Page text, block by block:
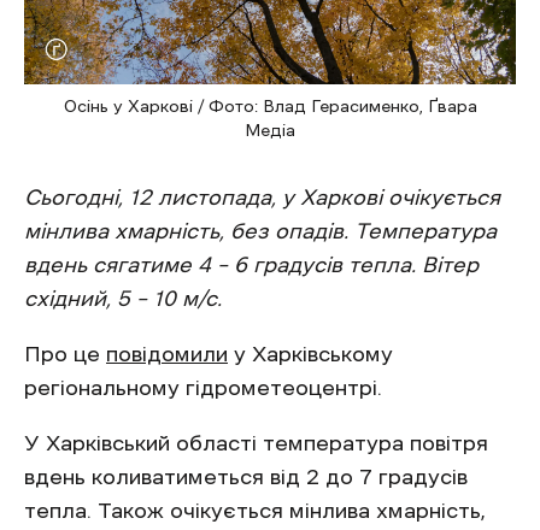
Осінь у Харкові / Фото: Влад Герасименко, Ґвара
Медіа
Сьогодні, 12 листопада, у Харкові очікується
мінлива хмарність, без опадів. Температура
вдень сягатиме 4 – 6 градусів тепла. Вітер
східний, 5 – 10 м/с.
Про це повідомили у Харківському
регіональному гідрометеоцентрі.
У Харківський області температура повітря
вдень коливатиметься від 2 до 7 градусів
тепла. Також очікується мінлива хмарність,